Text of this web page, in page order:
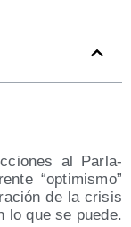
al Par­la­
“opti­mis­mo”
de la cri­sis
lo que se pue­de.